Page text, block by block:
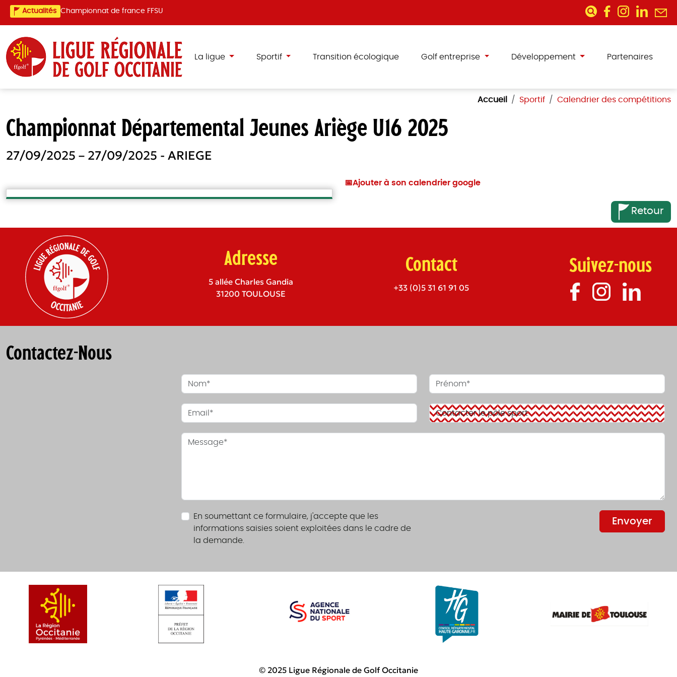
Actualités Championnat de france FFSU
La ligue Sportif Transition écologique Golf entreprise Développement Partenaires
Accueil Sportif Calendrier des compétitions
Championnat Départemental Jeunes Ariège U16 2025
27/09/2025 – 27/09/2025 - ARIEGE
📅Ajouter à son calendrier google
Retour
Adresse
5 allée Charles Gandia
31200 TOULOUSE
Contact
+33 (0)5 31 61 91 05
Suivez-nous
Contactez-Nous
En soumettant ce formulaire, j'accepte que les
informations saisies soient exploitées dans le cadre de
la demande.
© 2025 Ligue Régionale de Golf Occitanie